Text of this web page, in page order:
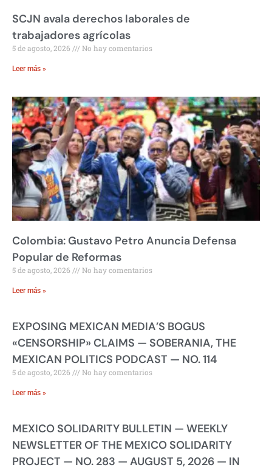
SCJN avala derechos laborales de
trabajadores agrícolas
5 de agosto, 2026 No hay comentarios
Leer más »
Colombia: Gustavo Petro Anuncia Defensa
Popular de Reformas
5 de agosto, 2026 No hay comentarios
Leer más »
EXPOSING MEXICAN MEDIA’S BOGUS
«CENSORSHIP» CLAIMS — SOBERANIA, THE
MEXICAN POLITICS PODCAST — NO. 114
5 de agosto, 2026 No hay comentarios
Leer más »
MEXICO SOLIDARITY BULLETIN — WEEKLY
NEWSLETTER OF THE MEXICO SOLIDARITY
PROJECT — NO. 283 — AUGUST 5, 2026 — IN